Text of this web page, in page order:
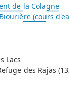
de la Colagne
Biourière (cours
Lacs
des Rajas